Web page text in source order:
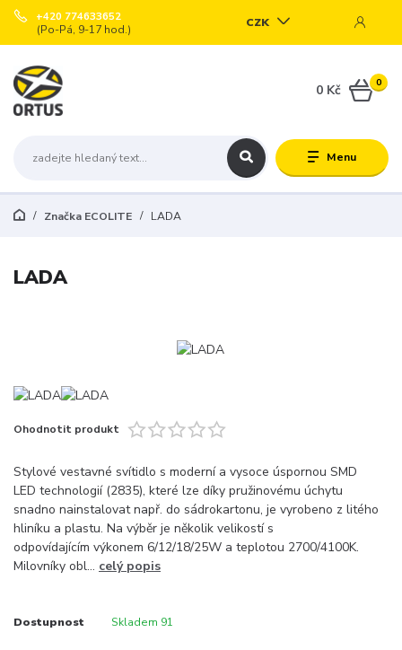
Menu
CZK
+420 774633652
(Po-Pá, 9-17 hod.)
0
0 Kč
Značka ECOLITE LADA
LADA
Ohodnotit produkt
Stylové vestavné svítidlo s moderní a vysoce úspornou SMD
LED technologií (2835), které lze díky pružinovému úchytu
snadno nainstalovat např. do sádrokartonu, je vyrobeno z litého
hliníku a plastu. Na výběr je několik velikostí s
odpovídajícím výkonem 6/12/18/25W a teplotou 2700/4100K.
Milovníky obl... celý popis
Dostupnost Skladem 91